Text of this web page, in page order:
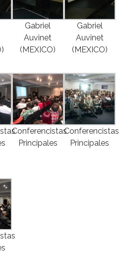
Gabriel
Auvinet
(MEXICO)
Gabriel
Auvinet
(MEXICO)
Conferencistas
Principales
Conferencistas
Principales